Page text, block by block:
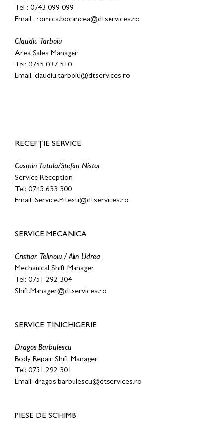
Tel : 0743 099 099
Email : romica.bocancea@dtservices.ro
Claudiu Tarboiu
Area Sales Manager
Tel: 0755 037 510
Email: claudiu.tarboiu@dtservices.ro
RECEPȚIE SERVICE
Cosmin Tutala/Stefan Nistor
Service Reception
Tel: 0745 633 300
Email: Service.Pitesti@dtservices.ro
SERVICE MECANICA
Cristian Telinoiu / Alin Udrea
Mechanical Shift Manager
Tel: 0751 292 304
Shift.Manager@dtservices.ro
SERVICE TINICHIGERIE
Dragos Barbulescu
Body Repair Shift Manager
Tel: 0751 292 301
Email: dragos.barbulescu@dtservices.ro
PIESE DE SCHIMB